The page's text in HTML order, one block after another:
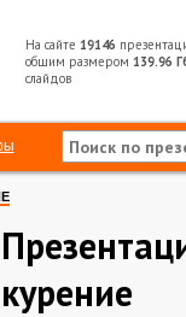
На сайте 19146
общим размером 139.96
слайдов
курение